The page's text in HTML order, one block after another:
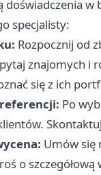
doświadczenia
specjalisty:
Rozpocznij od
znajomych i
się z ich
Po
Umów się
o